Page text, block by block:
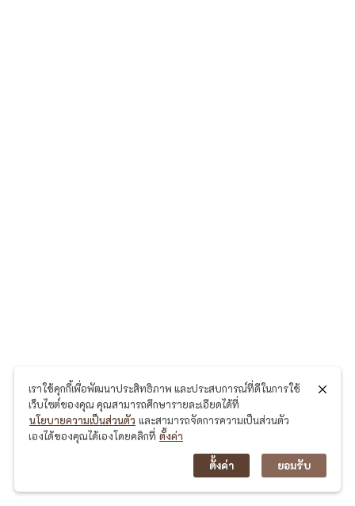
เราใช้คุกกี้เพื่อพัฒนาประสิทธิภาพ และประสบการณ์ที่ดีในการใช้
เว็บไซต์ของคุณ คุณสามารถศึกษารายละเอียดได้ที่
นโยบายความเป็นส่วนตัว และสามารถจัดการความเป็นส่วนตัว
เองได้ของคุณได้เองโดยคลิกที่ ตั้งค่า
ตั้งค่า ยอมรับ